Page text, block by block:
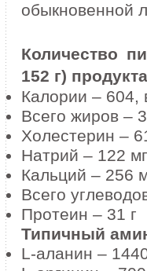
обыкновенной
Количество
152 г)
Калории – 604,
Всего жиров –
Холестерин –
Натрий – 122 мг
Кальций – 256
Всего
Протеин – 31 г
Типичный
L-аланин –